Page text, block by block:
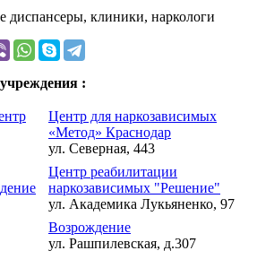
диспансеры, клиники, наркологи
:
Центр для наркозависимых
«Метод» Краснодар
ул. Северная, 443
Центр реабилитации
наркозависимых "Решение"
ул. Академика Лукьяненко, 97
Возрождение
ул. Рашпилевская, д.307